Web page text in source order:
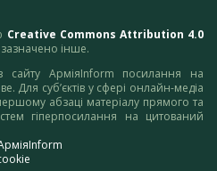
Creative Commons Attribution 4.0
інше.
сайту АрміяInform посилання на
Для суб’єктів у сфері онлайн-медіа
абзаці матеріалу прямого та
гіперпосилання на цитований